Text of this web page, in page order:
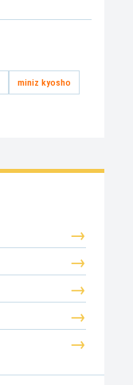
miniz kyosho